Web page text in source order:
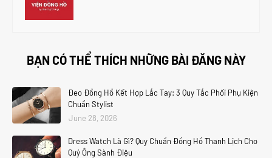
BẠN CÓ THỂ THÍCH NHỮNG BÀI ĐĂNG NÀY
Đeo Đồng Hồ Kết Hợp Lắc Tay: 3 Quy Tắc Phối Phụ Kiện
Chuẩn Stylist
June 28, 2026
Dress Watch Là Gì? Quy Chuẩn Đồng Hồ Thanh Lịch Cho
Quý Ông Sành Điệu